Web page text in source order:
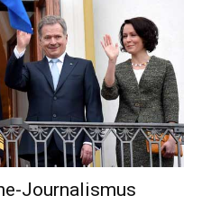
Journalismus